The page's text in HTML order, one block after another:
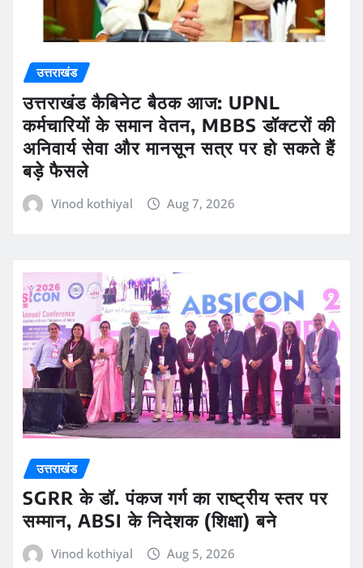
उत्तराखंड
उत्तराखंड कैबिनेट बैठक आज: UPNL
कर्मचारियों के समान वेतन, MBBS डॉक्टरों की
अनिवार्य सेवा और मानसून सत्र पर हो सकते हैं
बड़े फैसले
Vinod kothiyal Aug 7, 2026
उत्तराखंड
SGRR के डॉ. पंकज गर्ग का राष्ट्रीय स्तर पर
सम्मान, ABSI के निदेशक (शिक्षा) बने
Vinod kothiyal Aug 5, 2026